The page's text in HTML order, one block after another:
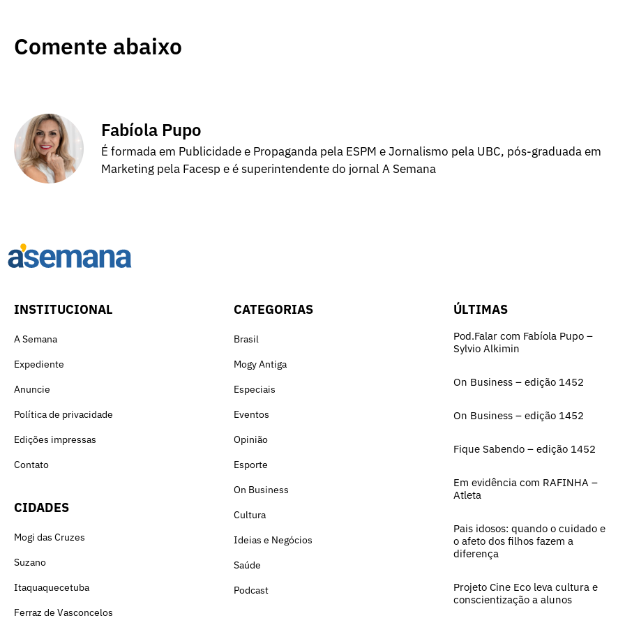
Comente abaixo
Fabíola Pupo
É formada em Publicidade e Propaganda pela ESPM e Jornalismo pela UBC, pós-graduada em
Marketing pela Facesp e é superintendente do jornal A Semana
INSTITUCIONAL
A Semana
Expediente
Anuncie
Política de privacidade
Edições impressas
Contato
CIDADES
Mogi das Cruzes
Suzano
Itaquaquecetuba
Ferraz de Vasconcelos
CATEGORIAS
Brasil
Mogy Antiga
Especiais
Eventos
Opinião
Esporte
On Business
Cultura
Ideias e Negócios
Saúde
Podcast
ÚLTIMAS
Pod.Falar com Fabíola Pupo –
Sylvio Alkimin
On Business – edição 1452
On Business – edição 1452
Fique Sabendo – edição 1452
Em evidência com RAFINHA –
Atleta
Pais idosos: quando o cuidado e
o afeto dos filhos fazem a
diferença
Projeto Cine Eco leva cultura e
conscientização a alunos